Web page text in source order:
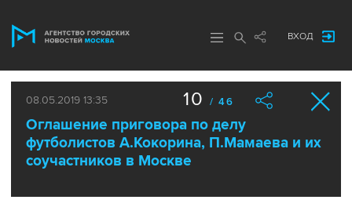
ВХОД
08.05.2019 13:35
Оглашение приговора по делу
футболистов А.Кокорина, П.Мамаева и их
соучастников в Москве
10 / 46